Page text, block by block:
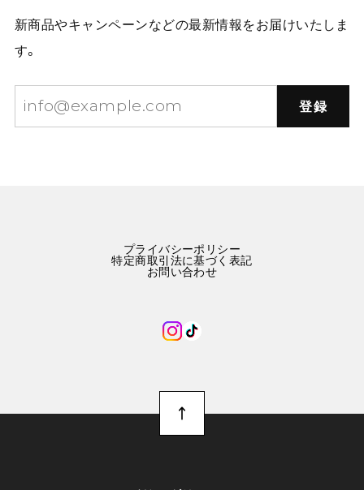
新商品やキャンペーンなどの最新情報をお届けいたしま
す。
登録
プライバシーポリシー
特定商取引法に基づく表記
お問い合わせ